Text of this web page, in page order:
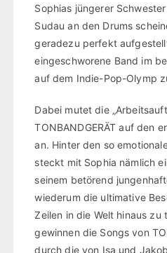
Sophias jüngerer
Sudau an den Drums
geradezu perfekt
eingeschworene Band im
auf dem Indie-Pop-Olymp
Dabei mutet die
TONBANDGERÄT auf den
an. Hinter den so
steckt mit Sophia nämlich
seinem betörend
wiederum die ultimative
Zeilen in die Welt hinaus zu
gewinnen die Songs von
durch die von Isa und